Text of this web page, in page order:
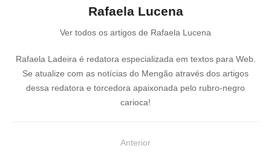
Rafaela Lucena
Ver todos os artigos de Rafaela Lucena
Rafaela Ladeira é redatora especializada em textos para Web.
Se atualize com as notícias do Mengão através dos artigos
dessa redatora e torcedora apaixonada pelo rubro-negro
carioca!
Anterior